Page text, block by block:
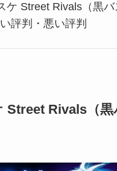
ケ Street Rivals（黒バ
評判・悪い評判
Street Rivals（黒